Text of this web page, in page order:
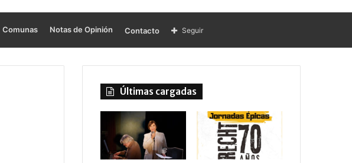
Comunas Notas de Opinión Contacto Seguir
Últimas cargadas